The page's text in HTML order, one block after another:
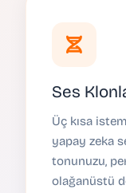
Ses
Üç kısa
yapay zeka
tonunuzu,
olağanüstü